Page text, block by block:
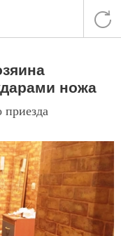
ножа
приезда